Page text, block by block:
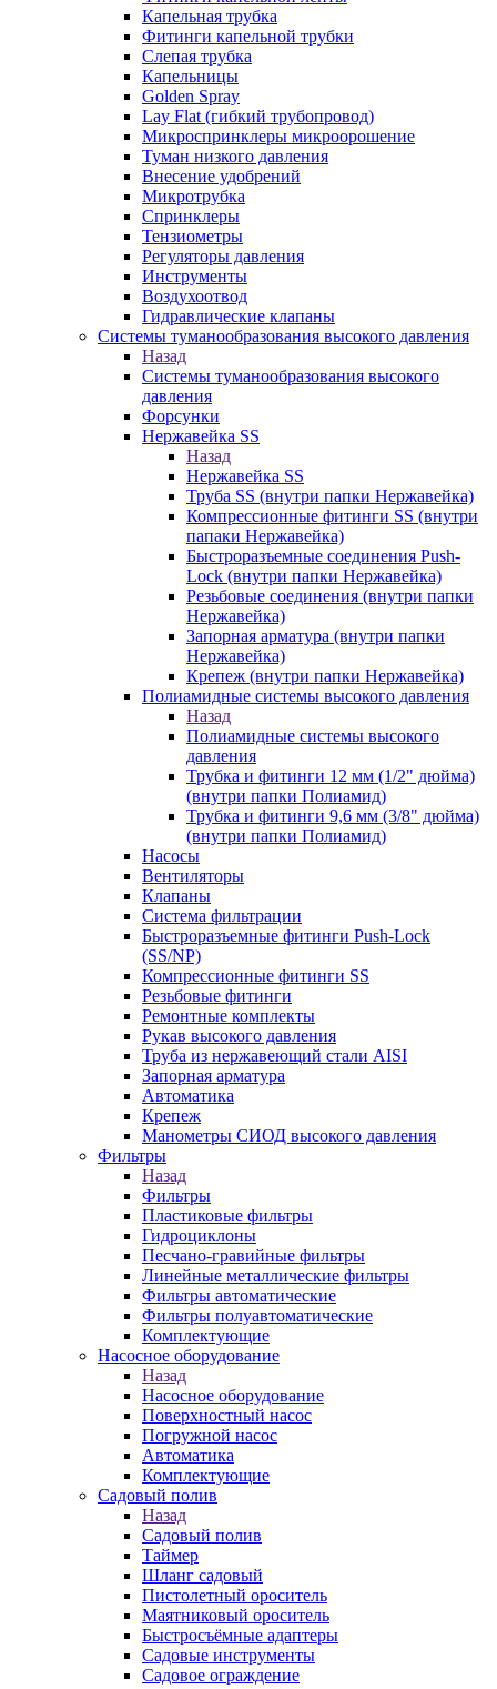
Капельная трубка
Фитинги капельной трубки
Слепая трубка
Капельницы
Golden Spray
Lay Flat (гибкий трубопровод)
Микроспринклеры микроорошение
Туман низкого давления
Внесение удобрений
Микротрубка
Спринклеры
Тензиометры
Регуляторы давления
Инструменты
Воздухоотвод
Гидравлические клапаны
Системы туманообразования высокого давления
Назад
Системы туманообразования высокого
давления
Форсунки
Нержавейка SS
Назад
Нержавейка SS
Труба SS (внутри папки Нержавейка)
Компрессионные фитинги SS (внутри
папаки Нержавейка)
Быстроразъемные соединения Push-
Lock (внутри папки Нержавейка)
Резьбовые соединения (внутри папки
Нержавейка)
Запорная арматура (внутри папки
Нержавейка)
Крепеж (внутри папки Нержавейка)
Полиамидные системы высокого давления
Назад
Полиамидные системы высокого
давления
Трубка и фитинги 12 мм (1/2" дюйма)
(внутри папки Полиамид)
Трубка и фитинги 9,6 мм (3/8" дюйма)
(внутри папки Полиамид)
Насосы
Вентиляторы
Клапаны
Система фильтрации
Быстроразъемные фитинги Push-Lock
(SS/NP)
Компрессионные фитинги SS
Резьбовые фитинги
Ремонтные комплекты
Рукав высокого давления
Труба из нержавеющий стали AISI
Запорная арматура
Автоматика
Крепеж
Манометры СИОД высокого давления
Фильтры
Назад
Фильтры
Пластиковые фильтры
Гидроциклоны
Песчано-гравийные фильтры
Линейные металлические фильтры
Фильтры автоматические
Фильтры полуавтоматические
Комплектующие
Насосное оборудование
Назад
Насосное оборудование
Поверхностный насос
Погружной насос
Автоматика
Комплектующие
Садовый полив
Назад
Садовый полив
Таймер
Шланг садовый
Пистолетный ороситель
Маятниковый ороситель
Быстросъёмные адаптеры
Садовые инструменты
Садовое ограждение